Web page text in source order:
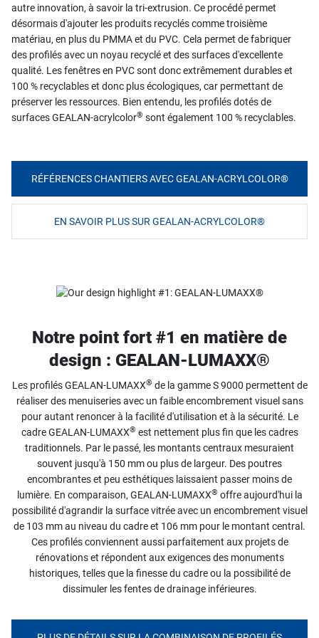
autre innovation, à savoir la tri-extrusion. Ce procédé permet
désormais d'ajouter les produits recyclés comme troisième
matériau, en plus du PMMA et du PVC. Cela permet de fabriquer
des profilés avec un noyau recyclé et des surfaces d'excellente
qualité. Les fenêtres en PVC sont donc extrêmement durables et
100 % recyclables et donc plus écologiques, car permettant de
préserver les ressources. Bien entendu, les profilés dotés de
surfaces GEALAN-acrylcolor® sont également 100 % recyclables.
RÉFÉRENCES CHANTIERS AVEC GEALAN-ACRYLCOLOR®
EN SAVOIR PLUS SUR GEALAN-ACRYLCOLOR®
Notre point fort #1 en matière de
design : GEALAN-LUMAXX®
Les profilés GEALAN-LUMAXX® de la gamme S 9000 permettent de
réaliser des menuiseries avec un faible encombrement visuel sans
pour autant renoncer à la facilité d'utilisation et à la sécurité. Le
cadre GEALAN-LUMAXX® est nettement plus fin que les cadres
traditionnels. Par le passé, les montants centraux mesuraient
souvent jusqu'à 150 mm ou plus de largeur. Des poutres
encombrantes et peu esthétiques laissaient passer moins de
lumière. En comparaison, GEALAN-LUMAXX® offre aujourd'hui la
possibilité d'agrandir la surface vitrée avec un encombrement visuel
de 103 mm au niveau du cadre et 106 mm pour le montant central.
Ces profilés conviennent aussi parfaitement aux projets de
rénovations et répondent aux exigences des monuments
historiques, telles que la finesse du cadre ou la possibilité de
dissimuler les fentes de drainage inférieures.